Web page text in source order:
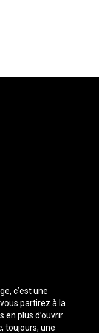
c’est une
partirez à la
plus d’ouvrir
toujours, une